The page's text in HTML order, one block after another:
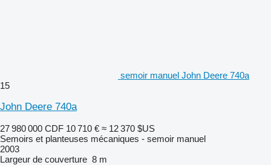
semoir manuel John Deere 740a
15
John Deere 740a
27 980 000 CDF 10 710 € ≈ 12 370 $US
Semoirs et planteuses mécaniques - semoir manuel
2003
Largeur de couverture 8 m